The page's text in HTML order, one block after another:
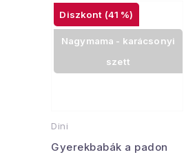
Dini
Gyerekbabák a padon
(41 %)
Nagymama - karácsonyi
szett